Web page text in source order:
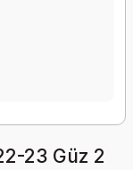
23 Güz 2